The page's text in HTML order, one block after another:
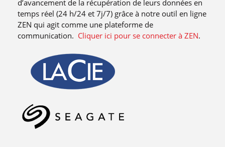
d’avancement de la récupération de leurs données en
temps réel (24 h/24 et 7j/7) grâce à notre outil en ligne
ZEN qui agit comme une plateforme de
communication. Cliquer ici pour se connecter à ZEN.